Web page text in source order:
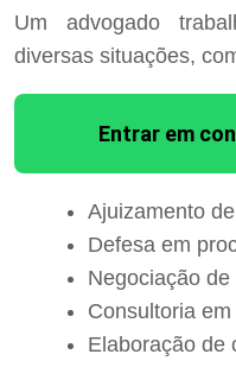
Um advogado
diversas situações,
Entrar em
Ajuizamento
Defesa em
Negociação
Consultoria
Elaboração de